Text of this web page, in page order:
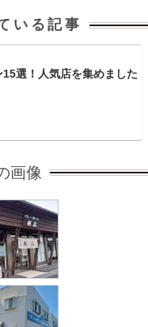
いる記事
選！人気店を集めました
画像